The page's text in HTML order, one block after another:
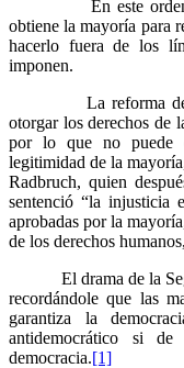
En este orden de
obtiene la mayoría para
hacerlo fuera de los
imponen.
La reforma de
otorgar los derechos de
por lo que no puede
legitimidad de la
Radbruch, quien
sentenció “la injusticia
aprobadas por la
de los derechos
El drama de la
recordándole que las
garantiza la
antidemocrático si
democracia.[1]